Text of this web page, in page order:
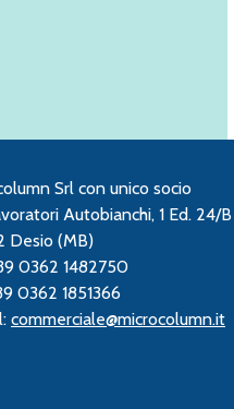
Srl con unico socio
Autobianchi, 1 Ed. 24/B
Desio (MB)
0362 1482750
0362 1851366
commerciale@microcolumn.it